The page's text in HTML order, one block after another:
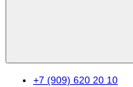
+7 (909) 620 20 10